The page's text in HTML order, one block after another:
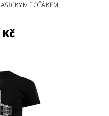
FOŤÁKEM
Kč